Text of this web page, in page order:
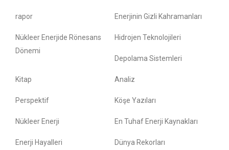
rapor Enerjinin Gizli Kahramanları
Nükleer Enerjide Rönesans
Dönemi
Hidrojen Teknolojileri
Depolama Sistemleri
Kitap Analiz
Perspektif Köşe Yazıları
Nükleer Enerji En Tuhaf Enerji Kaynakları
Enerji Hayalleri Dünya Rekorları